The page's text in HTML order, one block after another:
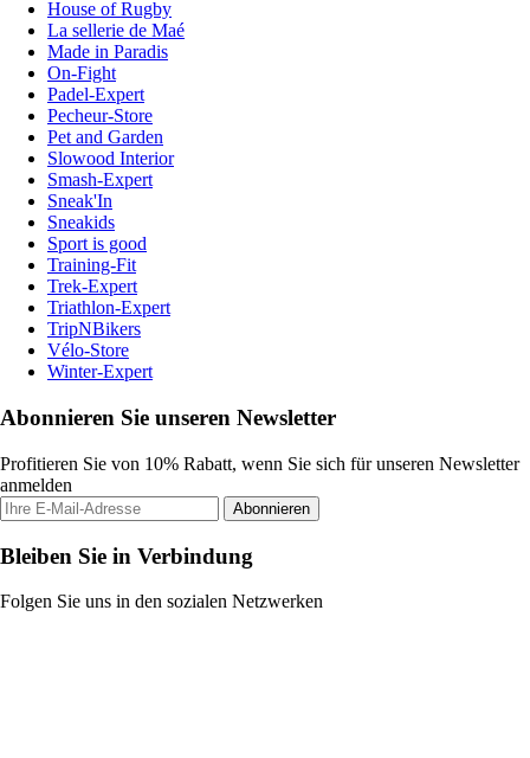
House of Rugby
La sellerie de Maé
Made in Paradis
On-Fight
Padel-Expert
Pecheur-Store
Pet and Garden
Slowood Interior
Smash-Expert
Sneak'In
Sneakids
Sport is good
Training-Fit
Trek-Expert
Triathlon-Expert
TripNBikers
Vélo-Store
Winter-Expert
Abonnieren Sie unseren Newsletter
Profitieren Sie von 10% Rabatt, wenn Sie sich für unseren Newsletter
anmelden
Abonnieren
Bleiben Sie in Verbindung
Folgen Sie uns in den sozialen Netzwerken